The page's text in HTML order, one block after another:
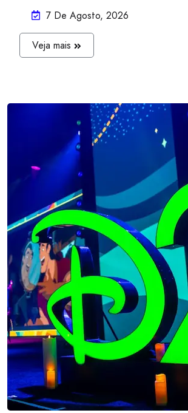
U
V
N
I
7 De Agosto, 2026
Veja mais